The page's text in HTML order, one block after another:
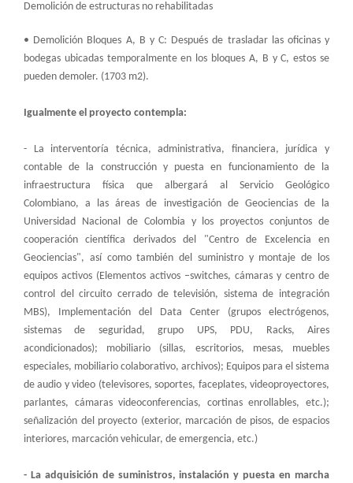
Demolición de estructuras no rehabilitadas
• Demolición Bloques A, B y C: Después de trasladar las oficinas y
bodegas ubicadas temporalmente en los bloques A, B y C, estos se
pueden demoler. (1703 m2).
Igualmente el proyecto contempla:
- La interventoría técnica, administrativa, financiera, jurídica y
contable de la construcción y puesta en funcionamiento de la
infraestructura física que albergará al Servicio Geológico
Colombiano, a las áreas de investigación de Geociencias de la
Universidad Nacional de Colombia y los proyectos conjuntos de
cooperación científica derivados del "Centro de Excelencia en
Geociencias", así como también del suministro y montaje de los
equipos activos (Elementos activos –switches, cámaras y centro de
control del circuito cerrado de televisión, sistema de integración
MBS), Implementación del Data Center (grupos electrógenos,
sistemas de seguridad, grupo UPS, PDU, Racks, Aires
acondicionados); mobiliario (sillas, escritorios, mesas, muebles
especiales, mobiliario colaborativo, archivos); Equipos para el sistema
de audio y video (televisores, soportes, faceplates, videoproyectores,
parlantes, cámaras videoconferencias, cortinas enrollables, etc.);
señalización del proyecto (exterior, marcación de pisos, de espacios
interiores, marcación vehicular, de emergencia, etc.)
- La adquisición de suministros, instalación y puesta en marcha